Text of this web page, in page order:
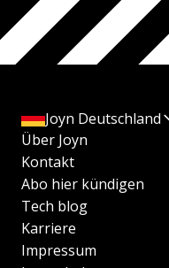
Joyn Deutschland
Über Joyn
Kontakt
Abo hier kündigen
Tech blog
Karriere
Impressum